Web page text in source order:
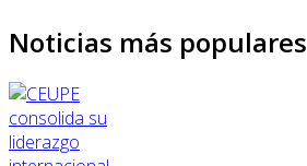
Noticias más populares